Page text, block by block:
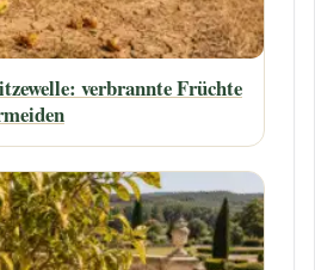
verbrannte Früchte